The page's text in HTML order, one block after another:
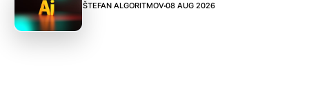
ŠTEFAN ALGORITMOV08 AUG 2026